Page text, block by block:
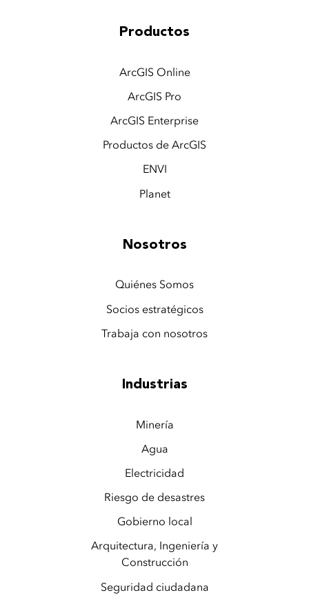
Productos
ArcGIS Online
ArcGIS Pro
ArcGIS Enterprise
Productos de ArcGIS
ENVI
Planet
Nosotros
Quiénes Somos
Socios estratégicos
Trabaja con nosotros
Industrias
Minería
Agua
Electricidad
Riesgo de desastres
Gobierno local
Arquitectura, Ingeniería y
Construcción
Seguridad ciudadana